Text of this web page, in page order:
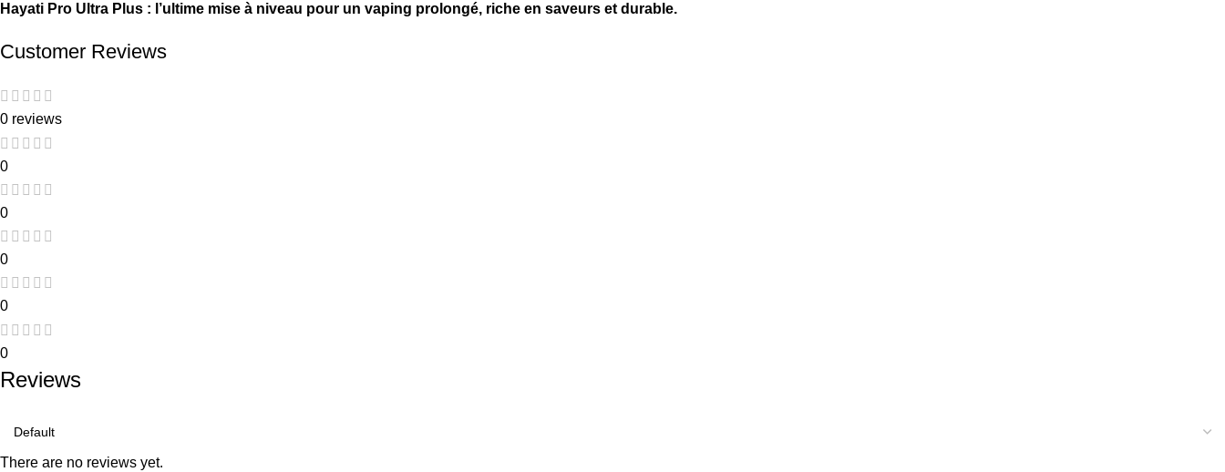
Hayati Pro Ultra Plus : l’ultime mise à niveau pour un vaping prolongé, riche en saveurs et durable.
Customer Reviews
0 reviews
0
0
0
0
0
Reviews
There are no reviews yet.